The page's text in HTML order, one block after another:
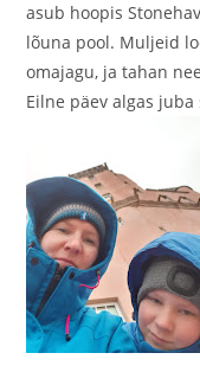
asub hoopis
lõuna pool. Muljeid
omajagu, ja tahan
Eilne päev algas